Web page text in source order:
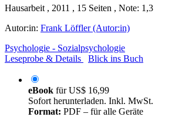
Hausarbeit , 2011 , 15 Seiten , Note: 1,3
Autor:in: Frank Löffler (Autor:in)
Psychologie - Sozialpsychologie
Leseprobe & Details
Blick ins Buch
eBook fürUS$ 16,99
Sofort herunterladen. Inkl. MwSt.
Format: PDF – für alle Geräte